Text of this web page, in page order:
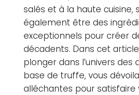
salés et à la haute cuisine,
également être des
exceptionnels pour créer
décadents. Dans cet
plonger dans l’univers des
base de truffe, vous
alléchantes pour satisfaire